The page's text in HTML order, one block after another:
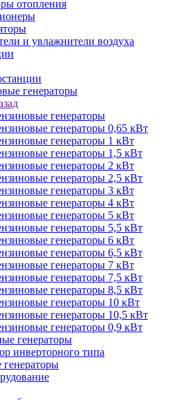
отопления
и увлажнители воздуха
генераторы
генераторы
генераторы 0,65 кВт
генераторы 1 кВт
генераторы 1,5 кВт
генераторы 2 кВт
генераторы 2,5 кВт
генераторы 3 кВт
генераторы 4 кВт
генераторы 5 кВт
генераторы 5,5 кВт
генераторы 6 кВт
генераторы 6,5 кВт
генераторы 7 кВт
генераторы 7,5 кВт
генераторы 8,5 кВт
генераторы 10 кВт
генераторы 10,5 кВт
генераторы 0,9 кВт
генераторы
инверторного типа
генераторы